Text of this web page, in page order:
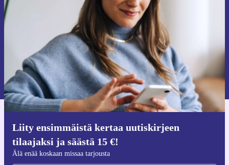
Liity ensimmäistä kertaa uutiskirjeen
tilaajaksi ja säästä 15 €!
Älä enää koskaan missaa tarjousta
Älä missaa enää yhtäkään tarjousta.
Pyydä etukuponki
Lisätietoja henkilötietojen käytöstä löydättietosuojaselosteestamme.
iOS:lle ja Androidille